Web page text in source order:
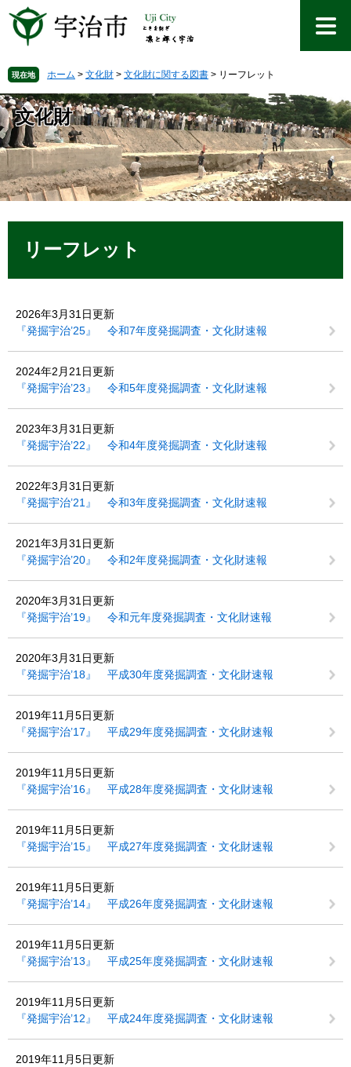
先
で
す
。
を
ば
し
て
本
文
へ
現在地 ホーム > 文化財 > 文化財に関する図書 > リーフレット
文化財
リーフレット
2026年3月31日更新
『発掘宇治’25』 令和7年度発掘調査・文化財速報
2024年2月21日更新
『発掘宇治’23』 令和5年度発掘調査・文化財速報
2023年3月31日更新
『発掘宇治’22』 令和4年度発掘調査・文化財速報
2022年3月31日更新
『発掘宇治’21』 令和3年度発掘調査・文化財速報
2021年3月31日更新
『発掘宇治’20』 令和2年度発掘調査・文化財速報
2020年3月31日更新
『発掘宇治’19』 令和元年度発掘調査・文化財速報
2020年3月31日更新
『発掘宇治’18』 平成30年度発掘調査・文化財速報
2019年11月5日更新
『発掘宇治’17』 平成29年度発掘調査・文化財速報
2019年11月5日更新
『発掘宇治’16』 平成28年度発掘調査・文化財速報
2019年11月5日更新
『発掘宇治’15』 平成27年度発掘調査・文化財速報
2019年11月5日更新
『発掘宇治’14』 平成26年度発掘調査・文化財速報
2019年11月5日更新
『発掘宇治’13』 平成25年度発掘調査・文化財速報
2019年11月5日更新
『発掘宇治’12』 平成24年度発掘調査・文化財速報
2019年11月5日更新